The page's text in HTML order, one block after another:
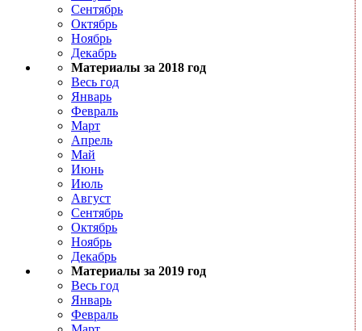
Сентябрь
Октябрь
Ноябрь
Декабрь
Материалы за 2018 год
Весь год
Январь
Февраль
Март
Апрель
Май
Июнь
Июль
Август
Сентябрь
Октябрь
Ноябрь
Декабрь
Материалы за 2019 год
Весь год
Январь
Февраль